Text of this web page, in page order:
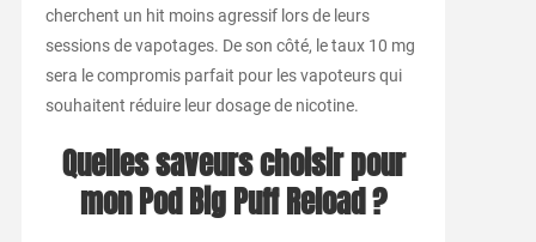
cherchent un hit moins agressif lors de leurs
sessions de vapotages. De son côté, le taux 10 mg
sera le compromis parfait pour les vapoteurs qui
souhaitent réduire leur dosage de nicotine.
Quelles saveurs choisir pour
mon Pod Big Puff Reload ?